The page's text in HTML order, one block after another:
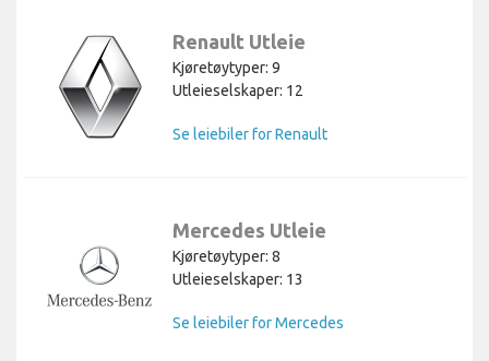
Renault Utleie
Kjøretøytyper: 9
Utleieselskaper: 12
Se leiebiler for Renault
Mercedes Utleie
Kjøretøytyper: 8
Utleieselskaper: 13
Se leiebiler for Mercedes